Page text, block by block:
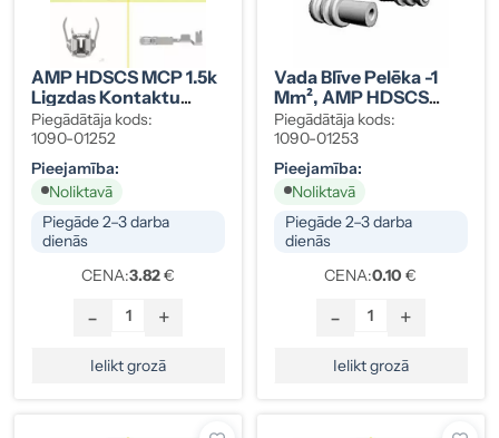
AMP HDSCS MCP 1.5k
Ligzdas Kontaktu
Komplekts 0,5-1 Mm²
(10 Gab.), 1241380-1
Piegādātāja kods:
1090-01252
Pieejamība:
Noliktavā
Piegāde 2–3 darba
dienās
CENA:3.82€
- +
Ielikt grozā
Vada Blīve Pelēka -1
Mm², AMP HDSCS
MCP 1.5k
Piegādātāja kods:
1090-01253
Pieejamība:
Noliktavā
Piegāde 2–3 darba
dienās
CENA:0.10 €
- +
Ielikt grozā